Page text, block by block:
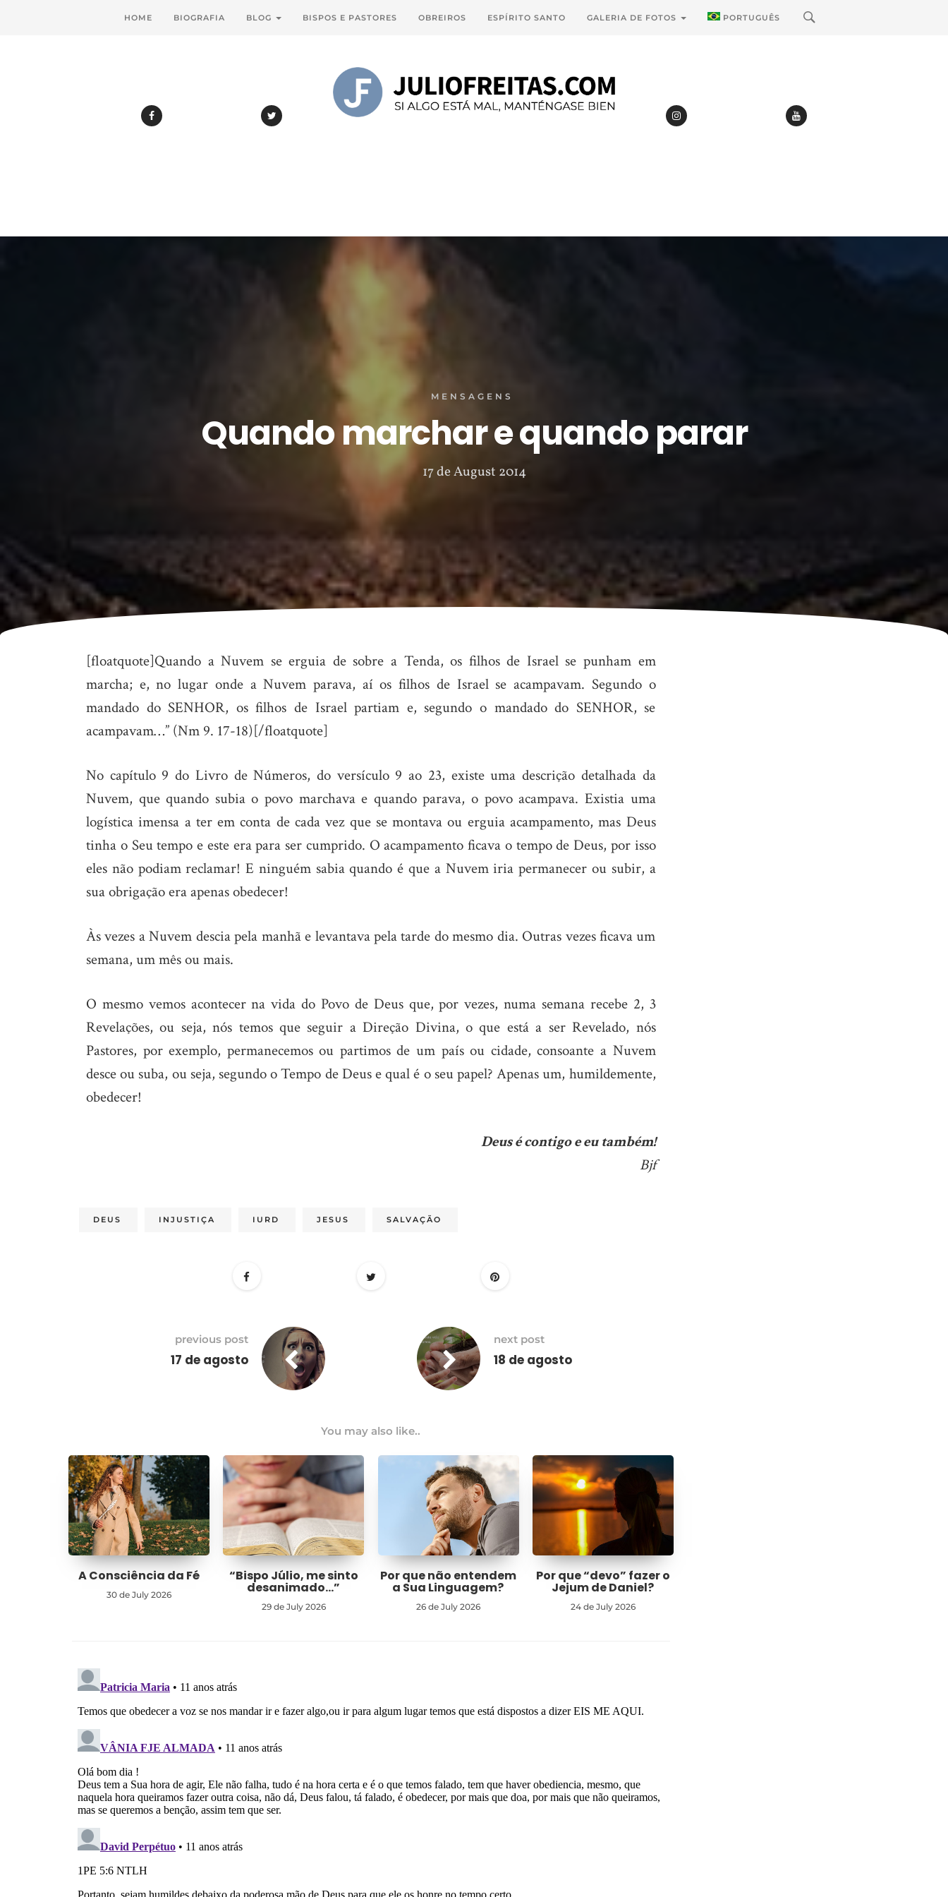
HOME BIOGRAFIA BLOG BISPOS E PASTORES OBREIROS ESPÍRITO SANTO GALERIA DE FOTOS PORTUGUÊS
MENSAGENS
Quando marchar e quando parar
17 de August 2014
Quando
marchar
e
quando
[floatquote]Quando a Nuvem se erguia de sobre a Tenda, os filhos de Israel se punham em
marcha; e, no lugar onde a Nuvem parava, aí os filhos de Israel se acampavam. Segundo o
mandado do SENHOR, os filhos de Israel partiam e, segundo o mandado do SENHOR, se
acampavam…” (Nm 9. 17-18)[/floatquote]
No capítulo 9 do Livro de Números, do versículo 9 ao 23, existe uma descrição detalhada da
Nuvem, que quando subia o povo marchava e quando parava, o povo acampava. Existia uma
logística imensa a ter em conta de cada vez que se montava ou erguia acampamento, mas Deus
tinha o Seu tempo e este era para ser cumprido. O acampamento ficava o tempo de Deus, por isso
eles não podiam reclamar! E ninguém sabia quando é que a Nuvem iria permanecer ou subir, a
sua obrigação era apenas obedecer!
Às vezes a Nuvem descia pela manhã e levantava pela tarde do mesmo dia. Outras vezes ficava um
semana, um mês ou mais.
O mesmo vemos acontecer na vida do Povo de Deus que, por vezes, numa semana recebe 2, 3
Revelações, ou seja, nós temos que seguir a Direção Divina, o que está a ser Revelado, nós
Pastores, por exemplo, permanecemos ou partimos de um país ou cidade, consoante a Nuvem
desce ou suba, ou seja, segundo o Tempo de Deus e qual é o seu papel? Apenas um, humildemente,
obedecer!
Deus é contigo e eu também!
Bjf
DEUS INJUSTIÇA IURD JESUS SALVAÇÃO
previous post
17 de agosto
next post
18 de agosto
You may also like..
A Consciência da Fé
30 de July 2026
“Bispo Júlio, me sinto
desanimado…”
29 de July 2026
Por que não entendem
a Sua Linguagem?
26 de July 2026
Por que “devo” fazer o
Jejum de Daniel?
24 de July 2026